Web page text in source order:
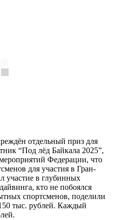
отдельный приз для
“Под лёд Байкала 2025”,
Федерации, что
для участия в Гран-
участие в глубинных
кто не побоялся
спортсменов, поделили
тыс. рублей. Каждый